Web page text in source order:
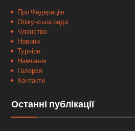
Про Федерацію
Опікунська рада
Членство
Новини
Турніри
Навчання
Галерея
Контакти
Останні публікації